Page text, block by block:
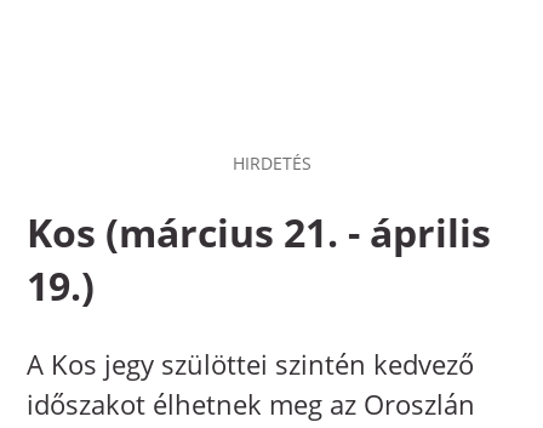
HIRDETÉS
Kos (március 21. - április
19.)
A Kos jegy szülöttei szintén kedvező
időszakot élhetnek meg az Oroszlán